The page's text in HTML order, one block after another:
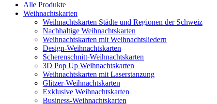
Alle Produkte
Weihnachtskarten
Weihnachtskarten Städte und Regionen der Schweiz
Nachhaltige Weihnachtskarten
Weihnachtskarten mit Weihnachtsliedern
Design-Weihnachtskarten
Scherenschnitt-Weihnachtskarten
3D Pop Up Weihnachtskarten
Weihnachtskarten mit Laserstanzung
Glitzer-Weihnachtskarten
Exklusive Weihnachtskarten
Business-Weihnachtskarten